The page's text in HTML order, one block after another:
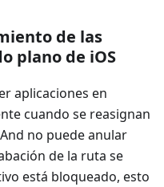
de las
plano de iOS
aplicaciones en
cuando se reasignan
no puede anular
de la ruta se
está bloqueado, esto